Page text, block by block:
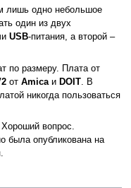
лишь одно небольшое
один из двух
USB-питания, а второй –
по размеру. Плата от
от Amicaи DOIT. В
никогда пользоваться
вопрос.
была опубликована на